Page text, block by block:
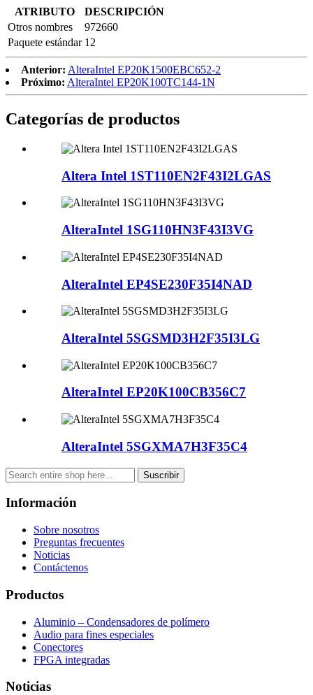
ATRIBUTO
DESCRIPCIÓN
Otros nombres
972660
Paquete estándar 12
Anterior: AlteraIntel EP20K1500EBC652-2
Próximo: AlteraIntel EP20K100TC144-1N
Categorías de productos
Altera Intel 1ST110EN2F43I2LGAS
AlteraIntel 1SG110HN3F43I3VG
AlteraIntel EP4SE230F35I4NAD
AlteraIntel 5SGSMD3H2F35I3LG
AlteraIntel EP20K100CB356C7
AlteraIntel 5SGXMA7H3F35C4
Suscribir
Información
Sobre nosotros
Preguntas frecuentes
Noticias
Contáctenos
Productos
Aluminio – Condensadores de polímero
Audio para fines especiales
Conectores
FPGA integradas
Noticias